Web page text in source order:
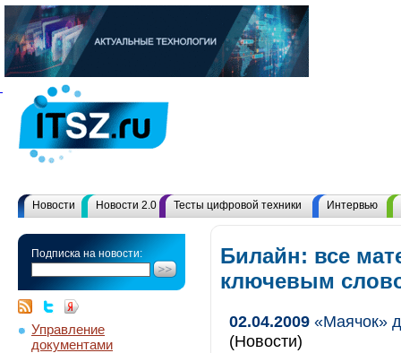
Новости Новости 2.0 Тесты цифровой техники Интервью
Подписка на новости:
Управление
документами
Билайн: все
ключевым
02.04.2009 «Маячок»
(Новости)